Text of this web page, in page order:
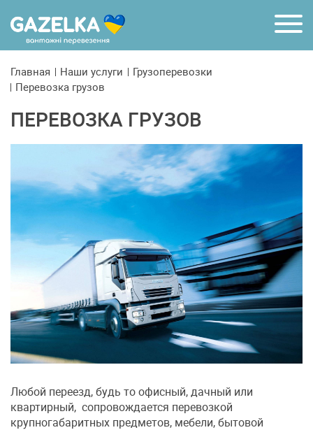
Главная Наши услуги
Грузоперевозки
Перевозка грузов
ПЕРЕВОЗКА ГРУЗОВ
Любой переезд, будь то офисный, дачный или
квартирный, сопровождается перевозкой
крупногабаритных предметов, мебели, бытовой